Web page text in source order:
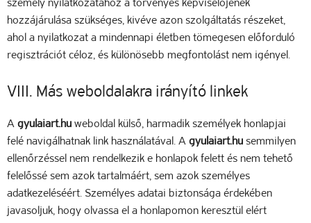
hozzájárulása szükséges, kivéve azon szolgáltatás részeket,
ahol a nyilatkozat a mindennapi életben tömegesen előforduló
regisztrációt céloz, és különösebb megfontolást nem igényel.
VIII. Más weboldalakra irányító linkek
A gyulaiart.hu weboldal külső, harmadik személyek honlapjai
felé navigálhatnak link használatával. A gyulaiart.hu semmilyen
ellenőrzéssel nem rendelkezik e honlapok felett és nem tehető
felelőssé sem azok tartalmáért, sem azok személyes
adatkezeléséért. Személyes adatai biztonsága érdekében
javasoljuk, hogy olvassa el a honlapomon keresztül elért